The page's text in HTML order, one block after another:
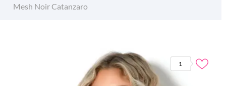
Mesh Noir Catanzaro
1